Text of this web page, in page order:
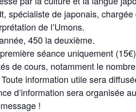
spécialiste de japonais,
de l’Umons.
450 la deuxième.
séance uniquement
de cours, notamment le
information utile sera
d’information sera organisée
!